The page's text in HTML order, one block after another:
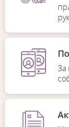
За